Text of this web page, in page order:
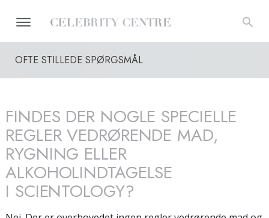
OFTE STILLEDE SPØRGSMÅL
FINDES DER NOGLE SPECIELLE
REGLER VEDRØRENDE MAD,
RYGNING ELLER
ALKOHOLINDTAGELSE
I SCIENTOLOGY?